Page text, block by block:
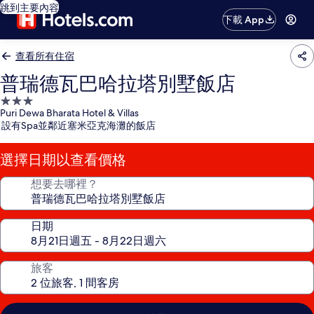
跳到主要內容
下載 App
查看所有住宿
普瑞德瓦巴哈拉塔別墅飯店
3.0
星
級
住
宿
Puri Dewa Bharata Hotel & Villas
設有Spa並鄰近塞米亞克海灘的飯店
選擇日期以查看價格
想要去哪裡？
日期
旅客